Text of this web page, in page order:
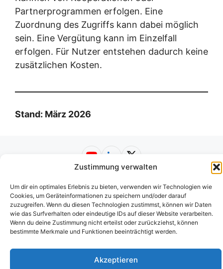
Zustimmung verwalten
Um dir ein optimales Erlebnis zu bieten, verwenden wir Technologien wie
Cookies, um Geräteinformationen zu speichern und/oder darauf
zuzugreifen. Wenn du diesen Technologien zustimmst, können wir Daten
wie das Surfverhalten oder eindeutige IDs auf dieser Website verarbeiten.
Wenn du deine Zustimmung nicht erteilst oder zurückziehst, können
bestimmte Merkmale und Funktionen beeinträchtigt werden.
Akzeptieren
Partnerprogrammen erfolgen. Eine
Zuordnung des Zugriffs kann dabei möglich
sein. Eine Vergütung kann im Einzelfall
erfolgen. Für Nutzer entstehen dadurch keine
zusätzlichen Kosten.
Stand: März 2026
YouTubeLinkedIn
Impressum|Datenschutzerklärung|
Nutzungsbedingungen|AGB|Barrierefreiheit© 2026
Web-A-Z.de